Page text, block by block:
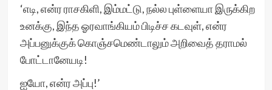
‘எடி, என்ர ராசகிளி, இம்மட்டு, நல்ல புள்ளையா இருக்கிற
உனக்கு, இந்த ஓரவாங்கியம் பிடிச்ச கடவுள், என்ர
அப்பனுக்குக் கொஞ்சமெண்டாலும் அறிவைத் தராமல்
போட்டானேயடி!
ஐயோ, என்ர அப்பு!’